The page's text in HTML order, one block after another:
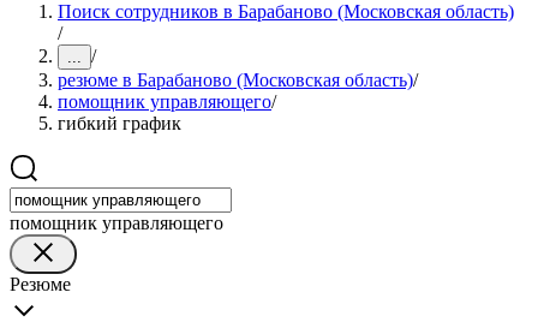
Поиск сотрудников в Барабаново (Московская область)
/
... /
резюме в Барабаново (Московская область)/
помощник управляющего/
гибкий график
помощник управляющего
Резюме